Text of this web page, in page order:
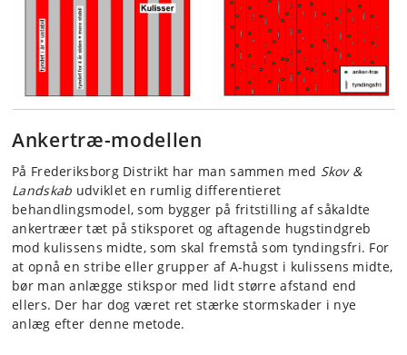
Ankertræ-modellen
På Frederiksborg Distrikt har man sammen med Skov &
Landskab udviklet en rumlig differentieret
behandlingsmodel, som bygger på fritstilling af såkaldte
ankertræer tæt på stiksporet og aftagende hugstindgreb
mod kulissens midte, som skal fremstå som tyndingsfri. For
at opnå en stribe eller grupper af A-hugst i kulissens midte,
bør man anlægge stikspor med lidt større afstand end
ellers. Der har dog været ret stærke stormskader i nye
anlæg efter denne metode.